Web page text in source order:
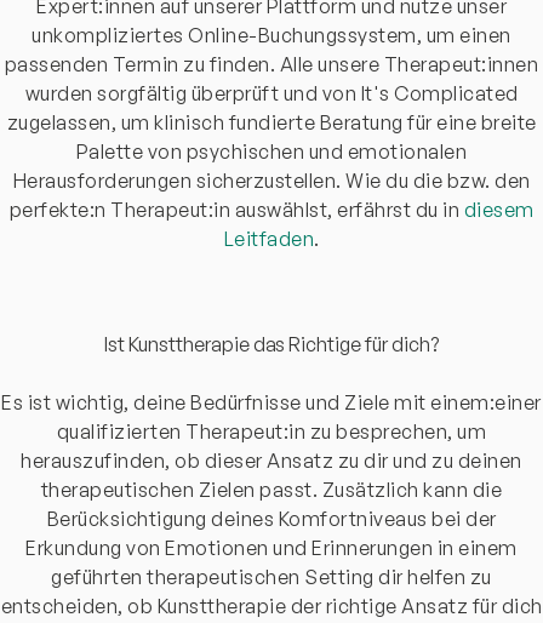
Expert:innen auf unserer Plattform und nutze unser
unkompliziertes Online-Buchungssystem, um einen
passenden Termin zu finden. Alle unsere Therapeut:innen
wurden sorgfältig überprüft und von It's Complicated
zugelassen, um klinisch fundierte Beratung für eine breite
Palette von psychischen und emotionalen
Herausforderungen sicherzustellen. Wie du die bzw. den
perfekte:n Therapeut:in auswählst, erfährst du in diesem
Leitfaden.
Ist Kunsttherapie das Richtige für dich?
Es ist wichtig, deine Bedürfnisse und Ziele mit einem:einer
qualifizierten Therapeut:in zu besprechen, um
herauszufinden, ob dieser Ansatz zu dir und zu deinen
therapeutischen Zielen passt. Zusätzlich kann die
Berücksichtigung deines Komfortniveaus bei der
Erkundung von Emotionen und Erinnerungen in einem
geführten therapeutischen Setting dir helfen zu
entscheiden, ob Kunsttherapie der richtige Ansatz für dich